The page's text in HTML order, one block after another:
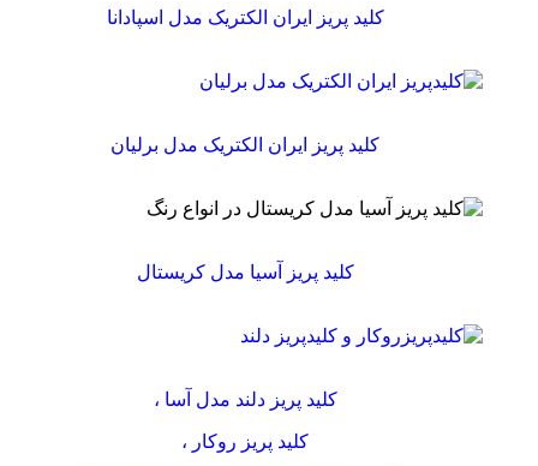
کلید پریز ایران الکتریک مدل اسپادانا
کلید پریز ایران الکتریک مدل برلیان
کلید پریز آسیا مدل کریستال
کلید پریز دلند مدل آسا ،
کلید پریز روکار ،